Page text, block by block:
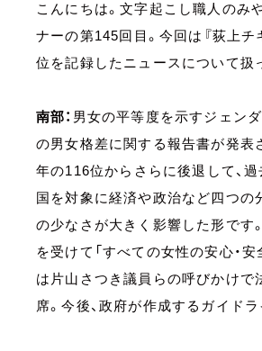
こんにちは。文字起こし職人のみ
ナーの第145回目。今回は『荻上
位を記録したニュースについて扱
南部： 男女の平等度を示すジェン
の男女格差に関する報告書が発表
年の116位からさらに後退して、
国を対象に経済や政治など四つの
の少なさが大きく影響した形です
を受けて「すべての女性の安心・
は片山さつき議員らの呼びかけ
席。今後、政府が作成するガイド